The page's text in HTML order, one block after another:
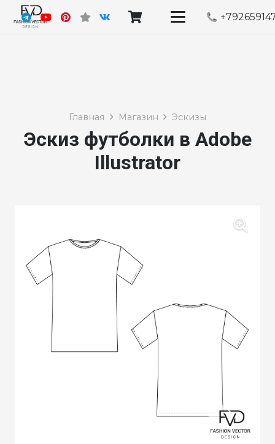
Главная Магазин Эскизы
Эскиз футболки в Adobe
Illustrator